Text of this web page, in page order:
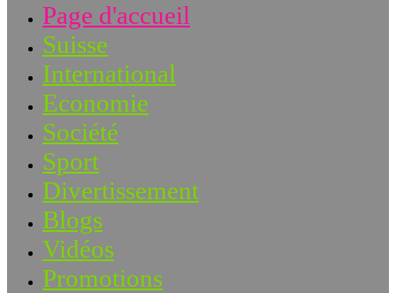
Page d'accueil
Suisse
International
Economie
Société
Sport
Divertissement
Blogs
Vidéos
Promotions